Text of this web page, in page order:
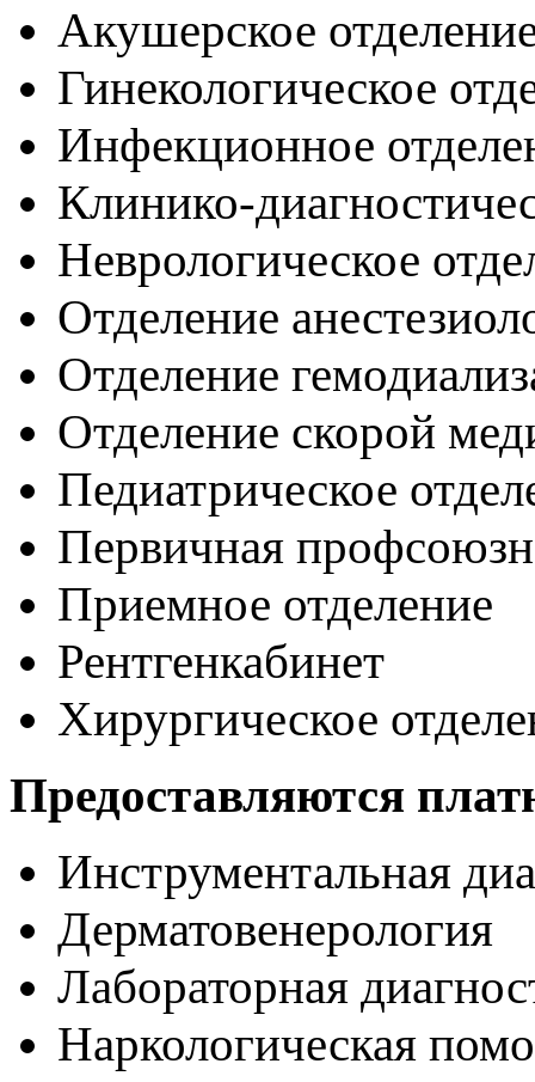
Акушерское
Гинекологическое
Инфекционное
Клинико-
Неврологическое
Отделение
Отделение
Отделение скорой
Педиатрическое
Первичная
Приемное отделение
Рентгенкабинет
Хирургическое
Предоставляются
Инструментальная
Дерматовенерология
Лабораторная
Наркологическая